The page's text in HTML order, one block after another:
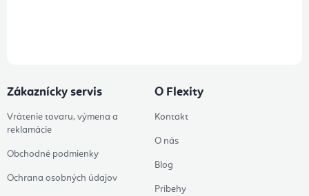
Zákaznícky servis
Vrátenie tovaru, výmena a
reklamácie
Obchodné podmienky
Ochrana osobných údajov
O Flexity
Kontakt
O nás
Blog
Príbehy